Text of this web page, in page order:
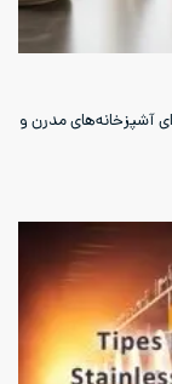
آشپزخانه‌های مدرن و